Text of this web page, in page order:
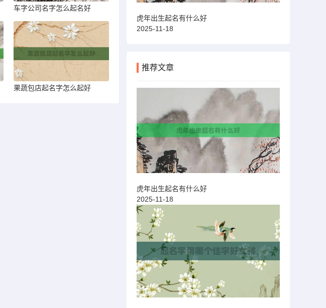
车字公司名字怎么起名好
果蔬包店起名字怎么起好
虎年出生起名有什么好
2025-11-18
推荐文章
虎年出生起名有什么好
2025-11-18